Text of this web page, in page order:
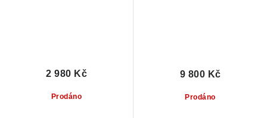
Prodáno
2 980 Kč
Prodáno
9 800 Kč